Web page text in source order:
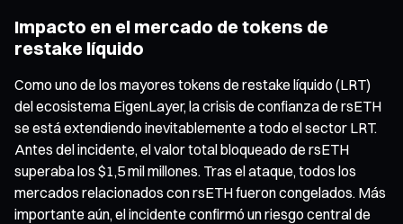
Impacto en el mercado de tokens de
restake líquido
Como uno de los mayores tokens de restake líquido (LRT)
del ecosistema EigenLayer, la crisis de confianza de rsETH
se está extendiendo inevitablemente a todo el sector LRT.
Antes del incidente, el valor total bloqueado de rsETH
superaba los $1,5 mil millones. Tras el ataque, todos los
mercados relacionados con rsETH fueron congelados. Más
importante aún, el incidente confirmó un riesgo central de